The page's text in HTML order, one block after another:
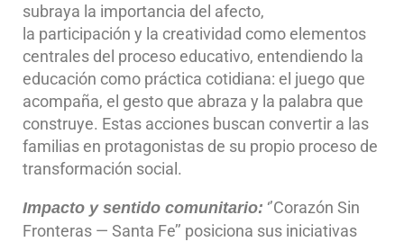
subraya la importancia del afecto,
la participación y la creatividad como elementos
centrales del proceso educativo, entendiendo la
educación como práctica cotidiana: el juego que
acompaña, el gesto que abraza y la palabra que
construye. Estas acciones buscan convertir a las
familias en protagonistas de su propio proceso de
transformación social.
Impacto y sentido comunitario: ‘’Corazón Sin
Fronteras — Santa Fe’’ posiciona sus iniciativas